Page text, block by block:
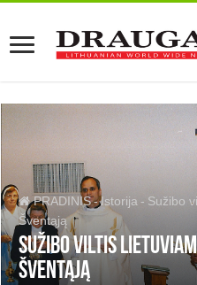
PRADINIS-Istorija - Sužibo
Šventąją
Sužibo viltis
Šventąją